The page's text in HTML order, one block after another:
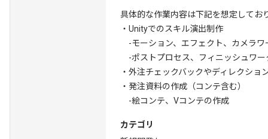
具体的な作業内容は下記を想定してお
・Unityでのスキル演出制作
-モーション、エフェクト、カメラワ
-ポストプロセス、フィニッシュワー
・外注チェックバックやディレクショ
・発注資料の作成（コンテ含む）
-絵コンテ、Vコンテの作成
カテゴリ